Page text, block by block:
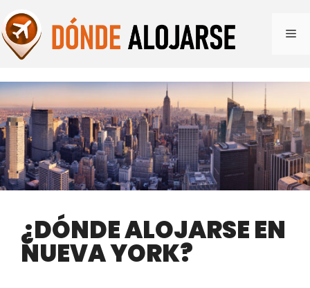
al
contenido
¿DÓNDE ALOJARSE EN
NUEVA YORK?